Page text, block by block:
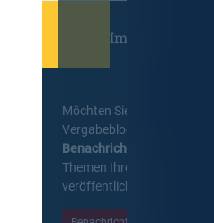
Immer
Möchten Sie keine
Vergabeblog verpassen?
Benachrichtigung
Themen Ihrer Wahl, sobald
veröffentlicht werden.